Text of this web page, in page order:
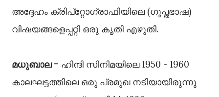
അദ്ദേഹം ക്രിപ്റ്റോഗ്രാഫിയിലെ (ഗുപ്തഭാഷ)
വിഷയങ്ങളെപ്പറ്റി ഒരു കൃതി എഴുതി.
മധുബാല= ഹിന്ദി സിനിമയിലെ 1950 - 1960
കാലഘട്ടത്തിലെ ഒരു പ്രമുഖ നടിയായിരുന്നു